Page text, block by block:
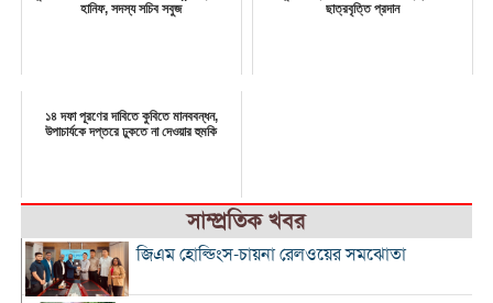
হানিফ, সদস্য সচিব সবুজ
ছাত্রবৃত্তি প্রদান
১৪ দফা পূরণের দাবিতে কুবিতে মানববন্ধন,
উপাচার্যকে দপ্তরে ঢুকতে না দেওয়ার হুমকি
সাম্প্রতিক খবর
জিএম হোল্ডিংস-চায়না রেলওয়ের সমঝোতা